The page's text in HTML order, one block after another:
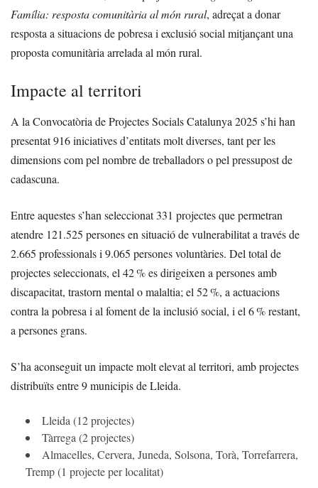
Família: resposta comunitària al món rural, adreçat a donar
resposta a situacions de pobresa i exclusió social mitjançant una
proposta comunitària arrelada al món rural.
Impacte al territori
A la Convocatòria de Projectes Socials Catalunya 2025 s’hi han
presentat 916 iniciatives d’entitats molt diverses, tant per les
dimensions com pel nombre de treballadors o pel pressupost de
cadascuna.
Entre aquestes s’han seleccionat 331 projectes que permetran
atendre 121.525 persones en situació de vulnerabilitat a través de
2.665 professionals i 9.065 persones voluntàries. Del total de
projectes seleccionats, el 42 % es dirigeixen a persones amb
discapacitat, trastorn mental o malaltia; el 52 %, a actuacions
contra la pobresa i al foment de la inclusió social, i el 6 % restant,
a persones grans.
S’ha aconseguit un impacte molt elevat al territori, amb projectes
distribuïts entre 9 municipis de Lleida.
Lleida (12 projectes)
Tàrrega (2 projectes)
Almacelles, Cervera, Juneda, Solsona, Torà, Torrefarrera,
Tremp (1 projecte per localitat)